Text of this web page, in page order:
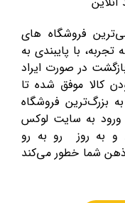
فروشگاه های
با پایبندی به
در صورت ایراد
کالا موفق شده تا
بزرگ‌ترین فروشگاه
ورود به سایت لوکس
و به روز رو به رو
ذهن شما خطور می‌کند